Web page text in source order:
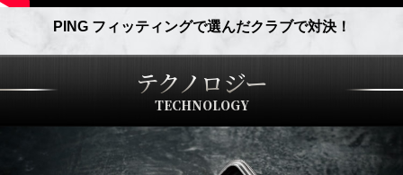
PING フィッティングで選んだクラブで対決！
テクノロジー
TECHNOLOGY